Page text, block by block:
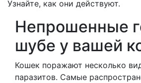
Узнайте, как они действуют.
Непрошенные
шубе у вашей
Кошек поражают несколько
паразитов. Самые